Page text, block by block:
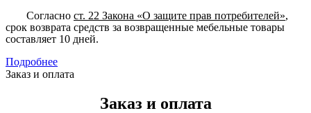
Согласно ст. 22 Закона «О защите прав потребителей»,
срок возврата средств за возвращенные мебельные товары
составляет 10 дней.
Подробнее
Заказ и оплата
Заказ и оплата